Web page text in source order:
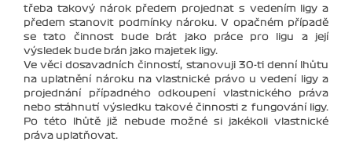
třeba takový nárok předem projednat s vedením ligy a
předem stanovit podmínky nároku. V opačném případě
se tato činnost bude brát jako práce pro ligu a její
výsledek bude brán jako majetek ligy.
Ve věci dosavadních činností, stanovuji 30-ti denní lhůtu
na uplatnění nároku na vlastnické právo u vedení ligy a
projednání případného odkoupení vlastnického práva
nebo stáhnutí výsledku takové činnosti z fungování ligy.
Po této lhůtě již nebude možné si jakékoli vlastnické
práva uplatňovat.